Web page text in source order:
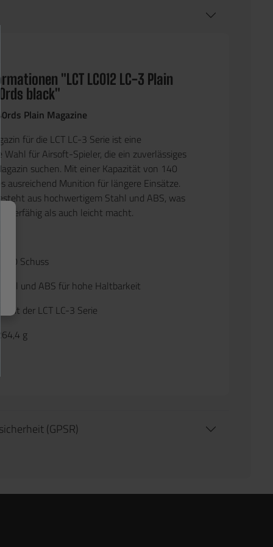
"LCT LC012 LC-3 Plain
black"
Plain Magazine
für die LCT LC-3 Serie ist eine
Wahl für Airsoft-Spieler, die ein zuverlässiges
suchen. Mit einer Kapazität von 140
ausreichend Munition für längere Einsätze.
aus hochwertigem Stahl und ABS, was
als auch leicht macht.
140 Schuss
und ABS für hohe Haltbarkeit
mit der LCT LC-3 Serie
g
(GPSR)